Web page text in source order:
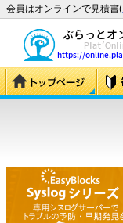
会員はオンラインで見積書(